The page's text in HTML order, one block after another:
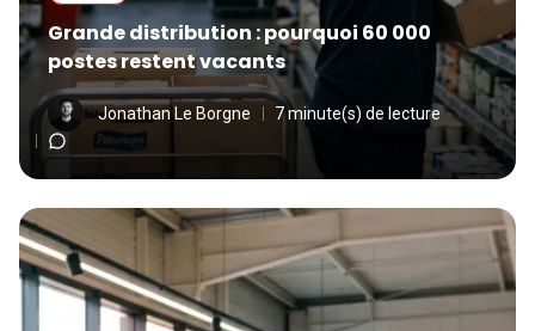
Grande distribution : pourquoi 60 000
postes restent vacants
Jonathan Le Borgne 7 minute(s) de lecture